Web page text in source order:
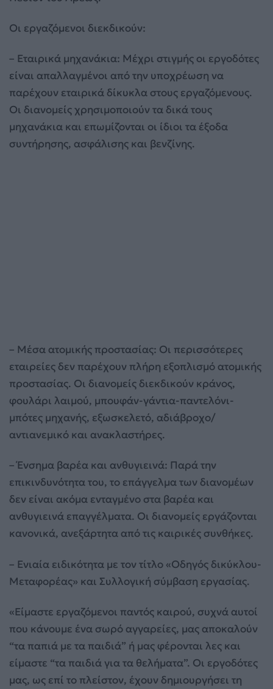
Οι εργαζόμενοι διεκδικούν:
– Εταιρικά μηχανάκια: Μέχρι στιγμής οι εργοδότες
είναι απαλλαγμένοι από την υποχρέωση να
παρέχουν εταιρικά δίκυκλα στους εργαζόμενους.
Οι διανομείς χρησιμοποιούν τα δικά τους
μηχανάκια και επωμίζονται οι ίδιοι τα έξοδα
συντήρησης, ασφάλισης και βενζίνης.
– Μέσα ατομικής προστασίας: Οι περισσότερες
εταιρείες δεν παρέχουν πλήρη εξοπλισμό ατομικής
προστασίας. Οι διανομείς διεκδικούν κράνος,
φουλάρι λαιμού, μπουφάν-γάντια-παντελόνι-
μπότες μηχανής, εξωσκελετό, αδιάβροχο/
αντιανεμικό και ανακλαστήρες.
– Ένσημα βαρέα και ανθυγιεινά: Παρά την
επικινδυνότητα του, το επάγγελμα των διανομέων
δεν είναι ακόμα ενταγμένο στα βαρέα και
ανθυγιεινά επαγγέλματα. Οι διανομείς εργάζονται
κανονικά, ανεξάρτητα από τις καιρικές συνθήκες.
– Ενιαία ειδικότητα με τον τίτλο «Οδηγός δικύκλου-
Μεταφορέας» και Συλλογική σύμβαση εργασίας.
«Είμαστε εργαζόμενοι παντός καιρού, συχνά αυτοί
που κάνουμε ένα σωρό αγγαρείες, μας αποκαλούν
“τα παπιά με τα παιδιά” ή μας φέρονται λες και
είμαστε “τα παιδιά για τα θελήματα”. Οι εργοδότες
μας, ως επί το πλείστον, έχουν δημιουργήσει τη